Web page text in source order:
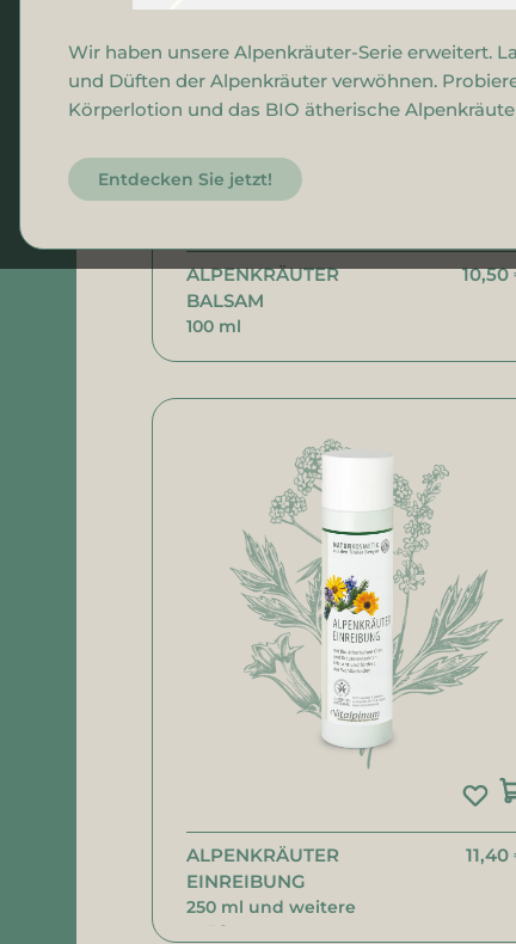
Gesichtscreme
ALPENKRÄUTER
BALSAM
100 ml
10,50
ALPENKRÄUTER
EINREIBUNG
250 ml und weitere
Größen
11,40
Wir haben unsere Alpenkräuter-Serie erweitert.
und Düften der Alpenkräuter verwöhnen.
Körperlotion und das BIO ätherische
Entdecken Sie jetzt!